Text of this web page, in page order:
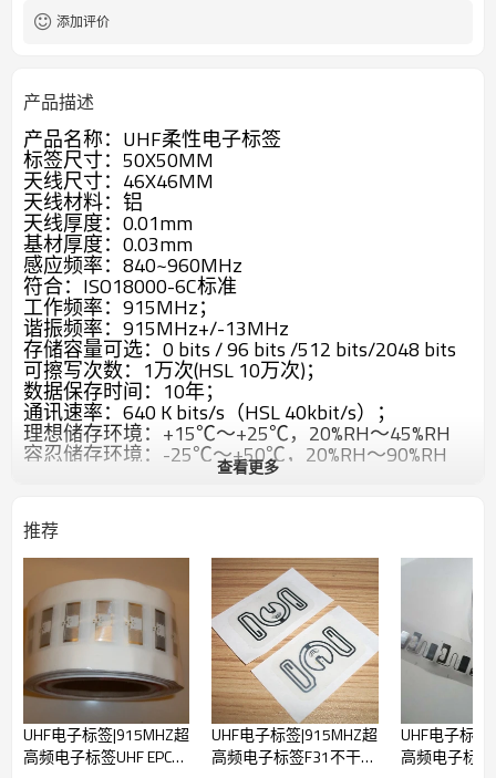
添加评价
产品描述
产品名称：UHF柔性电子标签
标签尺寸：50X50MM
天线尺寸：46X46MM
天线材料：铝
天线厚度：0.01mm
基材厚度：0.03mm
感应频率：840~960MHz
符合：ISO18000-6C标准
工作频率：915MHz；
谐振频率：915MHz+/-13MHz
存储容量可选：0 bits / 96 bits /512 bits/2048 bits
可擦写次数：1万次(HSL 10万次)；
数据保存时间：10年；
通讯速率：640 K bits/s（HSL 40kbit/s）；
理想储存环境：+15℃～+25℃，20%RH～45%RH
容忍储存环境：-25℃～+50℃，20%RH～90%RH
容忍工作环境：-25℃～+65℃，20%RH～90%RH
耐弯能力：≧φ20mm
包装方式：卷状/单张/整版
芯片可选：NXP-XM/XL/HSL；Alien-H2/H3；
Impinj-M2/M3等
主要应用领域：物流/供应链/货物跟踪/仓库物品管
理/电力巡查/车辆识别/家校通/人员考勤/等等。
识别距离：5-15米(标签天线尺寸大小和读卡器天线
尺寸大小及应用环境有关)
查看更多
推荐
UHF电子标签|915MHZ超
高频电子标签UHF EPC
UHF电子标签|915MHZ超
高频电子标签F31不干胶
UHF电子标
高频电子标签